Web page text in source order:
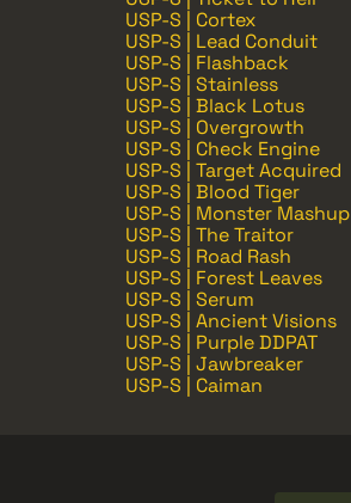
USP-S | Cortex
USP-S | Lead Conduit
USP-S | Flashback
USP-S | Stainless
USP-S | Black Lotus
USP-S | Overgrowth
USP-S | Check Engine
USP-S | Target Acquired
USP-S | Blood Tiger
USP-S | Monster Mashup
USP-S | The Traitor
USP-S | Road Rash
USP-S | Forest Leaves
USP-S | Serum
USP-S | Ancient Visions
USP-S | Purple DDPAT
USP-S | Jawbreaker
USP-S | Caiman